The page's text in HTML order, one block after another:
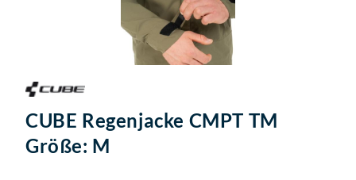
CUBE Regenjacke CMPT TM
Größe: M